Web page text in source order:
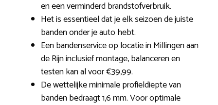
en een verminderd brandstofverbruik.
Het is essentieel dat je elk seizoen de juiste
banden onder je auto hebt.
Een bandenservice op locatie in Millingen aan
de Rijn inclusief montage, balanceren en
testen kan al voor €39,99.
De wettelijke minimale profieldiepte van
banden bedraagt 1,6 mm. Voor optimale